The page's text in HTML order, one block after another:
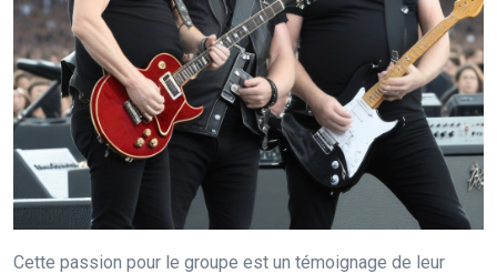
Cette passion pour le groupe est un témoignage de leur